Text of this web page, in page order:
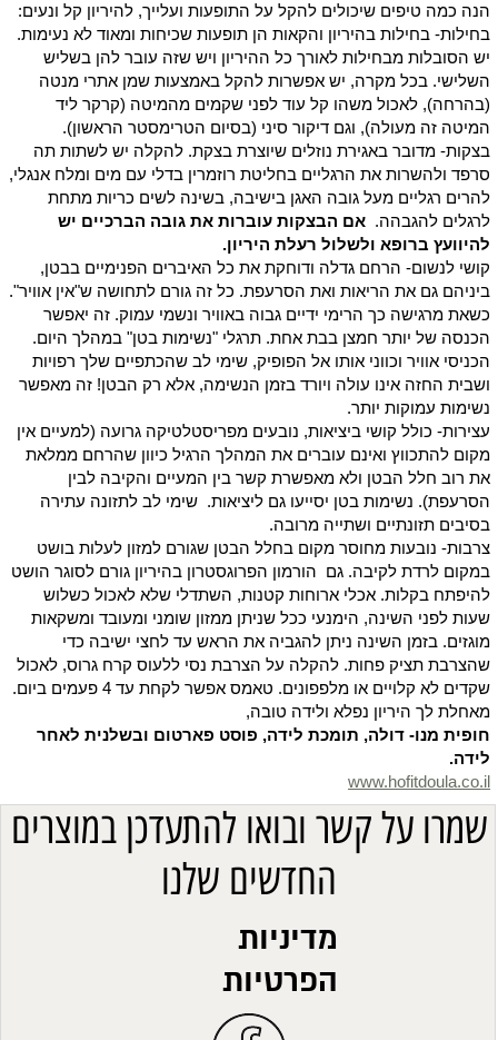
הנה כמה טיפים שיכולים להקל על התופעות ועלייך, להיריון קל ונעים:
בחילות- בחילות בהיריון והקאות הן תופעות שכיחות ומאוד לא נעימות.
יש הסובלות מבחילות לאורך כל ההיריון ויש שזה עובר להן בשליש
השלישי. בכל מקרה, יש אפשרות להקל באמצעות שמן אתרי מנטה
(בהרחה), לאכול משהו קל עוד לפני שקמים מהמיטה (קרקר ליד
המיטה זה מעולה), וגם דיקור סיני (בסיום הטרימסטר הראשון).
בצקות- מדובר באגירת נוזלים שיוצרת בצקת. להקלה יש לשתות תה
סרפד ולהשרות את הרגליים בחליטת רוזמרין בדלי עם מים ומלח אנגלי,
להרים רגליים מעל גובה האגן בישיבה, בשינה לשים כריות מתחת
לרגלים להגבהה. אם הבצקות עוברות את גובה הברכיים יש
להיוועץ ברופא ולשלול רעלת היריון.
קושי לנשום- הרחם גדלה ודוחקת את כל האיברים הפנימיים בבטן,
ביניהם גם את הריאות ואת הסרעפת. כל זה גורם לתחושה ש"אין אוויר".
כשאת מרגישה כך הרימי ידיים גבוה באוויר ונשמי עמוק. זה יאפשר
הכנסה של יותר חמצן בבת אחת. תרגלי "נשימות בטן" במהלך היום.
הכניסי אוויר וכווני אותו אל הפופיק, שימי לב שהכתפיים שלך רפויות
ושבית החזה אינו עולה ויורד בזמן הנשימה, אלא רק הבטן! זה מאפשר
נשימות עמוקות יותר.
עצירות- כולל קושי ביציאות, נובעים מפריסטלטיקה גרועה (למעיים אין
מקום להתכווץ ואינם עוברים את המהלך הרגיל כיוון שהרחם ממלאת
את רוב חלל הבטן ולא מאפשרת קשר בין המעיים והקיבה לבין
הסרעפת). נשימות בטן יסייעו גם ליציאות. שימי לב לתזונה עתירה
בסיבים תזונתיים ושתייה מרובה.
צרבות- נובעות מחוסר מקום בחלל הבטן שגורם למזון לעלות בושט
במקום לרדת לקיבה. גם הורמון הפרוגסטרון בהיריון גורם לסוגר הושט
להיפתח בקלות. אכלי ארוחות קטנות, השתדלי שלא לאכול כשלוש
שעות לפני השינה, הימנעי ככל שניתן ממזון שומני ומעובד ומשקאות
מוגזים. בזמן השינה ניתן להגביה את הראש עד לחצי ישיבה כדי
שהצרבת תציק פחות. להקלה על הצרבת נסי ללעוס קרח גרוס, לאכול
שקדים לא קלויים או מלפפונים. טאמס אפשר לקחת עד 4 פעמים ביום.
מאחלת לך היריון נפלא ולידה טובה,
חופית מנו- דולה, תומכת לידה, פוסט פארטום ובשלנית לאחר
לידה.
www.hofitdoula.co.il
שמרו על קשר ובואו להתעדכן במוצרים
החדשים שלנו
מדיניות
הפרטיות